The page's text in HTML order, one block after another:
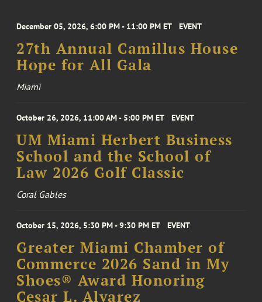
December 05, 2026, 6:00 PM - 11:00 PM ET EVENT
27th Annual Camillus House
Hope for All Gala
Miami
October 26, 2026, 11:00 AM - 5:00 PM ET EVENT
UM Miami Herbert Business
School and the School of
Law 2026 Golf Classic
Coral Gables
October 15, 2026, 5:30 PM - 9:30 PM ET EVENT
Greater Miami Chamber of
Commerce 2026 Sand in My
Shoes® Award Honoring
Cesar L. Alvarez